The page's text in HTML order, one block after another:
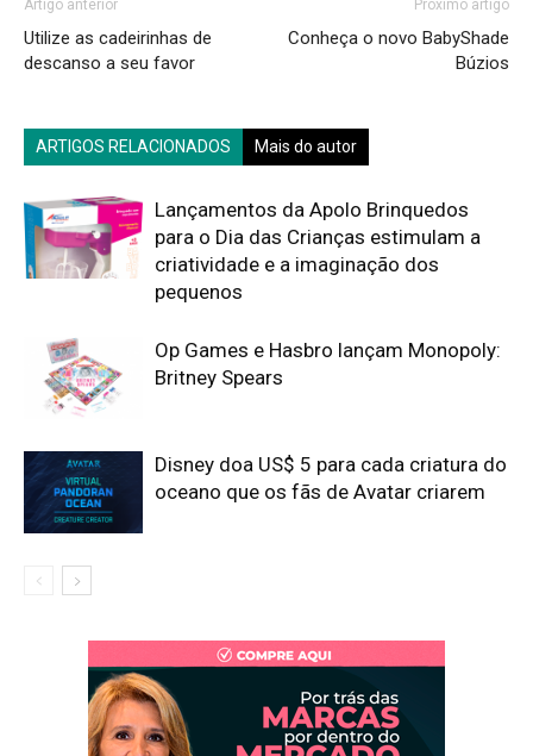
Artigo anterior
Utilize as cadeirinhas de
descanso a seu favor
Próximo artigo
Conheça o novo BabyShade
Búzios
ARTIGOS RELACIONADOS Mais do autor
Lançamentos da Apolo Brinquedos
para o Dia das Crianças estimulam a
criatividade e a imaginação dos
pequenos
Op Games e Hasbro lançam Monopoly:
Britney Spears
Disney doa US$ 5 para cada criatura do
oceano que os fãs de Avatar criarem